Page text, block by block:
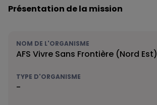
Présentation de la mission
NOM DE L'ORGANISME
AFS Vivre Sans Frontière (Nord Est)
TYPE D'ORGANISME
-